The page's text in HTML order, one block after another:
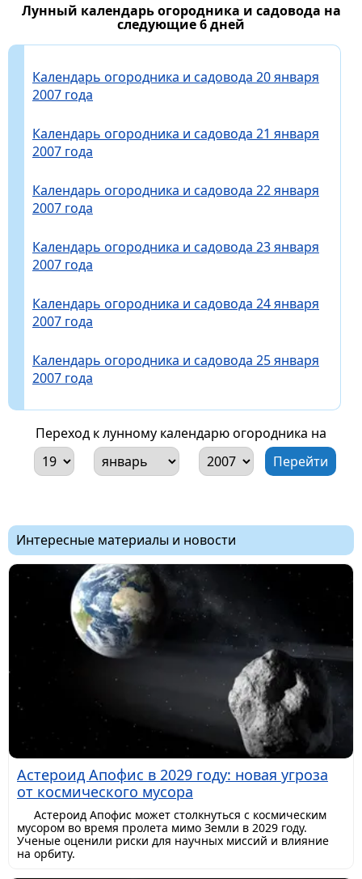
Лунный календарь огородника и садовода на
следующие 6 дней
Календарь огородника и садовода 20 января
2007 года
Календарь огородника и садовода 21 января
2007 года
Календарь огородника и садовода 22 января
2007 года
Календарь огородника и садовода 23 января
2007 года
Календарь огородника и садовода 24 января
2007 года
Календарь огородника и садовода 25 января
2007 года
Переход к лунному календарю огородника на
Интересные материалы и новости
Астероид Апофис в 2029 году: новая угроза
от космического мусора
Астероид Апофис может столкнуться с космическим
мусором во время пролета мимо Земли в 2029 году.
Ученые оценили риски для научных миссий и влияние
на орбиту.